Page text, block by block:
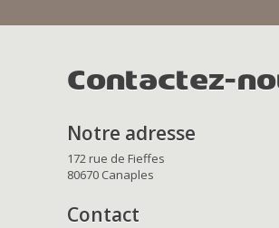
Contactez-
Notre adresse
172 rue de Fieffes
80670 Canaples
Contact